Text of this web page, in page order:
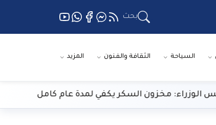
بحث
السياحة الثقافة والفنون المزيد
مخزون السكر يكفي لمدة عام كامل